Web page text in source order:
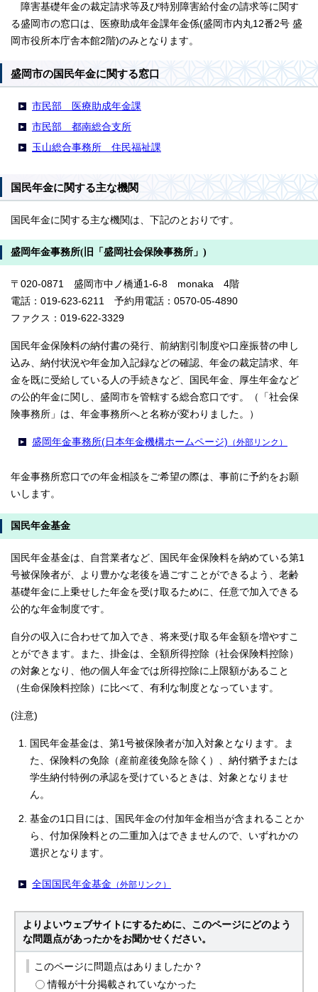
障害基礎年金の裁定請求等及び特別障害給付金の請求等に関す
る盛岡市の窓口は、医療助成年金課年金係(盛岡市内丸12番2号 盛
岡市役所本庁舎本館2階)のみとなります。
盛岡市の国民年金に関する窓口
市民部 医療助成年金課
市民部 都南総合支所
玉山総合事務所 住民福祉課
国民年金に関する主な機関
国民年金に関する主な機関は、下記のとおりです。
盛岡年金事務所(旧「盛岡社会保険事務所」)
〒020-0871 盛岡市中ノ橋通1-6-8 monaka 4階
電話：019-623-6211 予約用電話：0570-05-4890
ファクス：019-622-3329
国民年金保険料の納付書の発行、前納割引制度や口座振替の申し
込み、納付状況や年金加入記録などの確認、年金の裁定請求、年
金を既に受給している人の手続きなど、国民年金、厚生年金など
の公的年金に関し、盛岡市を管轄する総合窓口です。（「社会保
険事務所」は、年金事務所へと名称が変わりました。）
盛岡年金事務所(日本年金機構ホームページ) （外部リンク）
年金事務所窓口での年金相談をご希望の際は、事前に予約をお願
いします。
国民年金基金
国民年金基金は、自営業者など、国民年金保険料を納めている第1
号被保険者が、より豊かな老後を過ごすことができるよう、老齢
基礎年金に上乗せした年金を受け取るために、任意で加入できる
公的な年金制度です。
自分の収入に合わせて加入でき、将来受け取る年金額を増やすこ
とができます。また、掛金は、全額所得控除（社会保険料控除）
の対象となり、他の個人年金では所得控除に上限額があること
（生命保険料控除）に比べて、有利な制度となっています。
(注意)
国民年金基金は、第1号被保険者が加入対象となります。ま
た、保険料の免除（産前産後免除を除く）、納付猶予または
学生納付特例の承認を受けているときは、対象となりませ
ん。
基金の1口目には、国民年金の付加年金相当が含まれることか
ら、付加保険料との二重加入はできませんので、いずれかの
選択となります。
全国国民年金基金 （外部リンク）
よりよいウェブサイトにするために、このページにどのよう
な問題点があったかをお聞かせください。
このページに問題点はありましたか？
情報が十分掲載されていなかった